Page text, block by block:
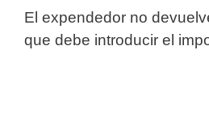
El expendedor no
que debe introducir el